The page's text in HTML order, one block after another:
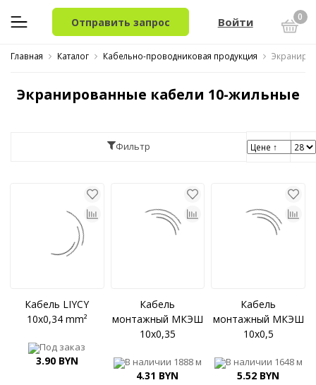
Отправить запрос Войти 0
Главная Каталог Кабельно-проводниковая продукция
Экранированные кабели 10-жильные
Фильтр
Кабель LIYCY
10x0,34 mm²
Под заказ
3.90 BYN
Кабель
монтажный МКЭШ
10x0,35
В наличии 1888 м
4.31 BYN
Кабель
монтажный МКЭШ
10x0,5
В наличии 1648 м
5.52 BYN